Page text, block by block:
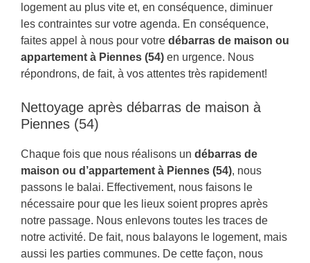
logement au plus vite et, en conséquence, diminuer
les contraintes sur votre agenda. En conséquence,
faites appel à nous pour votre débarras de maison ou
appartement à Piennes (54) en urgence. Nous
répondrons, de fait, à vos attentes très rapidement!
Nettoyage après débarras de maison à
Piennes (54)
Chaque fois que nous réalisons un débarras de
maison ou d’appartement à Piennes (54), nous
passons le balai. Effectivement, nous faisons le
nécessaire pour que les lieux soient propres après
notre passage. Nous enlevons toutes les traces de
notre activité. De fait, nous balayons le logement, mais
aussi les parties communes. De cette façon, nous